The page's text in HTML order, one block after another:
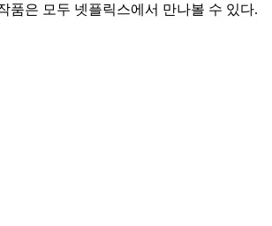
품은 모두 넷플릭스에서 만나볼 수 있다.